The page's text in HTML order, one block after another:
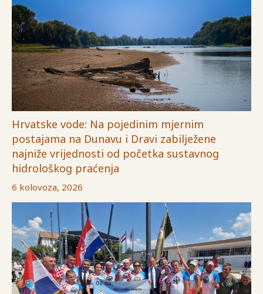
Hrvatske vode: Na pojedinim mjernim
postajama na Dunavu i Dravi zabilježene
najniže vrijednosti od početka sustavnog
hidrološkog praćenja
6 kolovoza, 2026